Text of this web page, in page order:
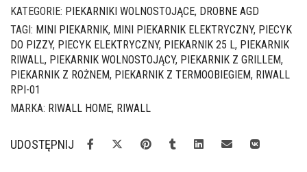
25
l
z
termoobiegiem
KATEGORIE: PIEKARNIKI WOLNOSTOJĄCE, DROBNE AGD
TAGI: MINI PIEKARNIK, MINI PIEKARNIK ELEKTRYCZNY, PIECYK
DO PIZZY, PIECYK ELEKTRYCZNY, PIEKARNIK 25 L, PIEKARNIK
RIWALL, PIEKARNIK WOLNOSTOJĄCY, PIEKARNIK Z GRILLEM,
PIEKARNIK Z ROŻNEM, PIEKARNIK Z TERMOOBIEGIEM, RIWALL
RPI-01
MARKA: RIWALL HOME, RIWALL
UDOSTĘPNIJ